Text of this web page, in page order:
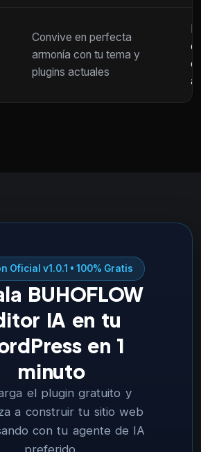
Convive en perfecta
armonía con tu tema y
plugins actuales
Oficial v1.0.1 • 100% Gratis
BUHOFLOW
IA en tu
en 1
minuto
el plugin gratuito y
a construir tu sitio web
con tu agente de IA